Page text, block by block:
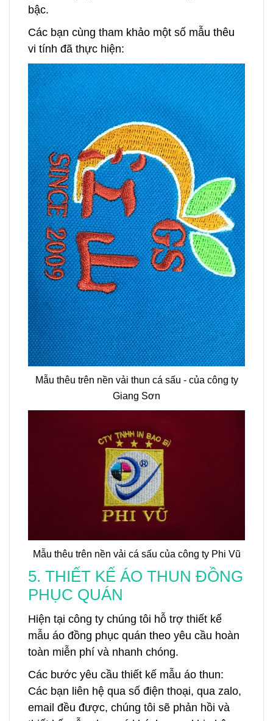
bậc.
Các bạn cùng tham khảo một số mẫu thêu
vi tính đã thực hiện:
Mẫu thêu trên nền vải thun cá sấu - của công ty
Giang Sơn
Mẫu thêu trên nền vải cá sấu của công ty Phi Vũ
5. THIẾT KẾ ÁO THUN ĐỒNG
PHỤC QUÁN
Hiện tại công ty chúng tôi hỗ trợ thiết kế
mẫu áo đồng phục quán theo yêu cầu hoàn
toàn miễn phí và nhanh chóng.
Các bước yêu cầu thiết kế mẫu áo thun:
Các bạn liên hệ qua số điện thoại, qua zalo,
email đều được, chúng tôi sẽ phản hồi và